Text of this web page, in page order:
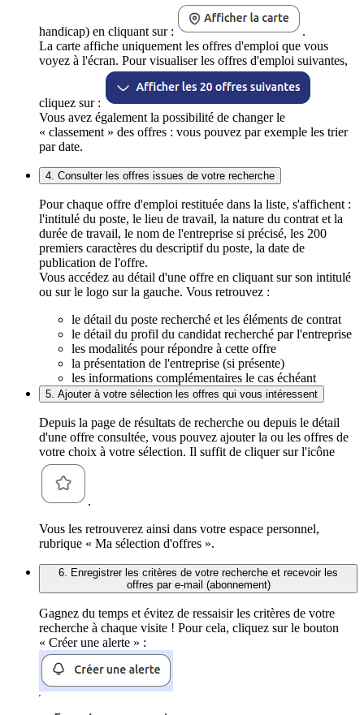
handicap) en cliquant sur :
.
La carte affiche uniquement les offres d'emploi que vous
voyez à l'écran. Pour visualiser les offres d'emploi suivantes,
cliquez sur :
Vous avez également la possibilité de changer le
« classement » des offres : vous pouvez par exemple les trier
par date.
4. Consulter les offres issues de votre recherche
Pour chaque offre d'emploi restituée dans la liste, s'affichent :
l'intitulé du poste, le lieu de travail, la nature du contrat et la
durée de travail, le nom de l'entreprise si précisé, les 200
premiers caractères du descriptif du poste, la date de
publication de l'offre.
Vous accédez au détail d'une offre en cliquant sur son intitulé
ou sur le logo sur la gauche. Vous retrouvez :
le détail du poste recherché et les éléments de contrat
le détail du profil du candidat recherché par l'entreprise
les modalités pour répondre à cette offre
la présentation de l'entreprise (si présente)
les informations complémentaires le cas échéant
5. Ajouter à votre sélection les offres qui vous intéressent
Depuis la page de résultats de recherche ou depuis le détail
d'une offre consultée, vous pouvez ajouter la ou les offres de
votre choix à votre sélection. Il suffit de cliquer sur l'icône
.
Vous les retrouverez ainsi dans votre espace personnel,
rubrique « Ma sélection d'offres ».
6. Enregistrer les critères de votre recherche et recevoir les
offres par e-mail (abonnement)
Gagnez du temps et évitez de ressaisir les critères de votre
recherche à chaque visite ! Pour cela, cliquez sur le bouton
« Créer une alerte » :